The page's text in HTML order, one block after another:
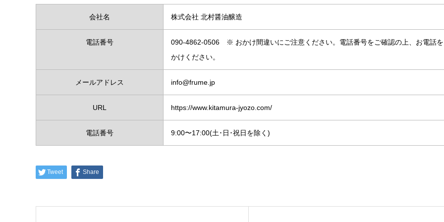
会社名 株式会社 北村醤油醸造
電話番号
090-4862-0506 ※ おかけ間違いにご注意ください。電話番号をご確認の上、お電話
かけください。
メールアドレス info@frume.jp
URL https://www.kitamura-jyozo.com/
電話番号 9:00〜17:00(土･日･祝日を除く)
Tweet Share